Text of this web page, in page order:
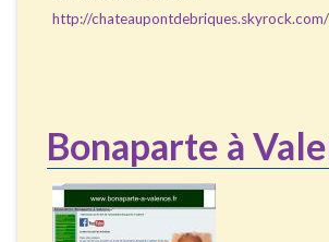
http://chateaupontdebriques.skyrock.com/
Bonaparte à